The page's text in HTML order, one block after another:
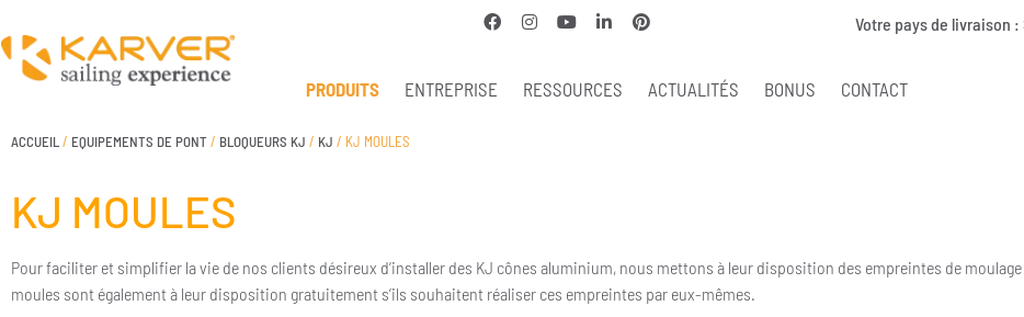
Votre pays de livraison :
PRODUITS ENTREPRISE RESSOURCES ACTUALITÉS BONUS CONTACT
ACCUEIL / EQUIPEMENTS DE PONT/ BLOQUEURS KJ / KJ / KJ MOULES
KJ MOULES
Pour faciliter et simplifier la vie de nos clients désireux d’installer des KJ cônes aluminium, nous mettons à leur disposition des empreintes de
moules sont également à leur disposition gratuitement s’ils souhaitent réaliser ces empreintes par eux-mêmes.